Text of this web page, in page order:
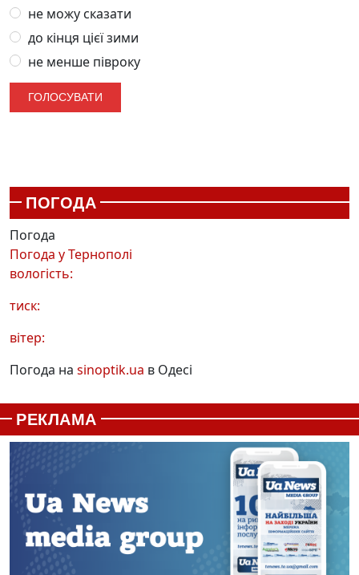
не можу сказати
до кінця цієї зими
не менше півроку
ПОГОДА
Погода
Погода уТернополі
вологість:
тиск:
вітер:
Погода на sinoptik.ua в Одесі
РЕКЛАМА